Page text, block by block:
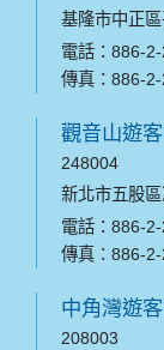
基隆市中正
電話：886-
傳真：886-
觀音山遊
248004
新北市五股
電話：886-
傳真：886-
中角灣遊
208003